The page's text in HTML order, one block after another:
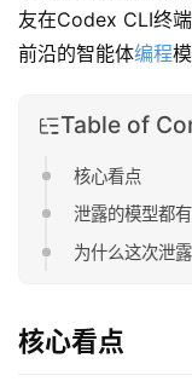
友在Codex CLI终
前沿的智能体编程
Table of
核心看点
泄露的模型都有
为什么这次泄
核心看点